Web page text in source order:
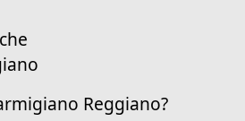
Reggiano?